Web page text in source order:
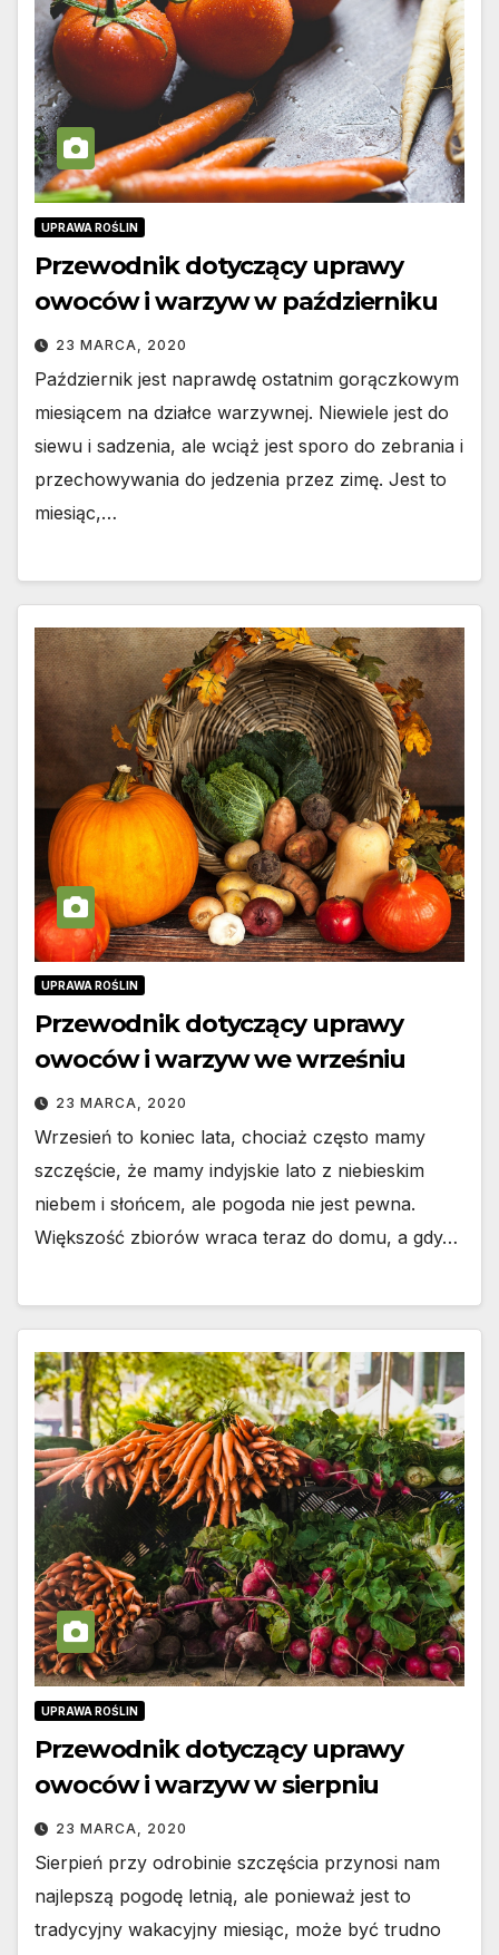
UPRAWA ROŚLIN
Przewodnik dotyczący uprawy
owoców i warzyw w październiku
23 MARCA, 2020
Październik jest naprawdę ostatnim gorączkowym
miesiącem na działce warzywnej. Niewiele jest do
siewu i sadzenia, ale wciąż jest sporo do zebrania i
przechowywania do jedzenia przez zimę. Jest to
miesiąc,…
UPRAWA ROŚLIN
Przewodnik dotyczący uprawy
owoców i warzyw we wrześniu
23 MARCA, 2020
Wrzesień to koniec lata, chociaż często mamy
szczęście, że mamy indyjskie lato z niebieskim
niebem i słońcem, ale pogoda nie jest pewna.
Większość zbiorów wraca teraz do domu, a gdy…
UPRAWA ROŚLIN
Przewodnik dotyczący uprawy
owoców i warzyw w sierpniu
23 MARCA, 2020
Sierpień przy odrobinie szczęścia przynosi nam
najlepszą pogodę letnią, ale ponieważ jest to
tradycyjny wakacyjny miesiąc, może być trudno